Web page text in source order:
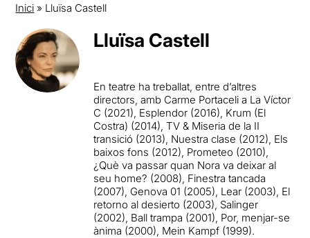
Inici » Lluïsa Castell
Lluïsa Castell
En teatre ha treballat, entre d’altres
directors, amb Carme Portaceli a La Víctor
C (2021), Esplendor (2016), Krum (El
Costra) (2014), TV & Miseria de la II
transició (2013), Nuestra clase (2012), Els
baixos fons (2012), Prometeo (2010),
¿Què va passar quan Nora va deixar al
seu home? (2008), Finestra tancada
(2007), Genova 01 (2005), Lear (2003), El
retorno al desierto (2003), Salinger
(2002), Ball trampa (2001), Por, menjar-se
ànima (2000), Mein Kampf (1999).